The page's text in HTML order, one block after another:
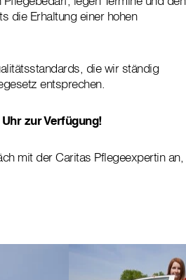
die Erhaltung einer hohen
die wir ständig
entsprechen.
zur Verfügung!
mit der Caritas Pflegeexpertin an,